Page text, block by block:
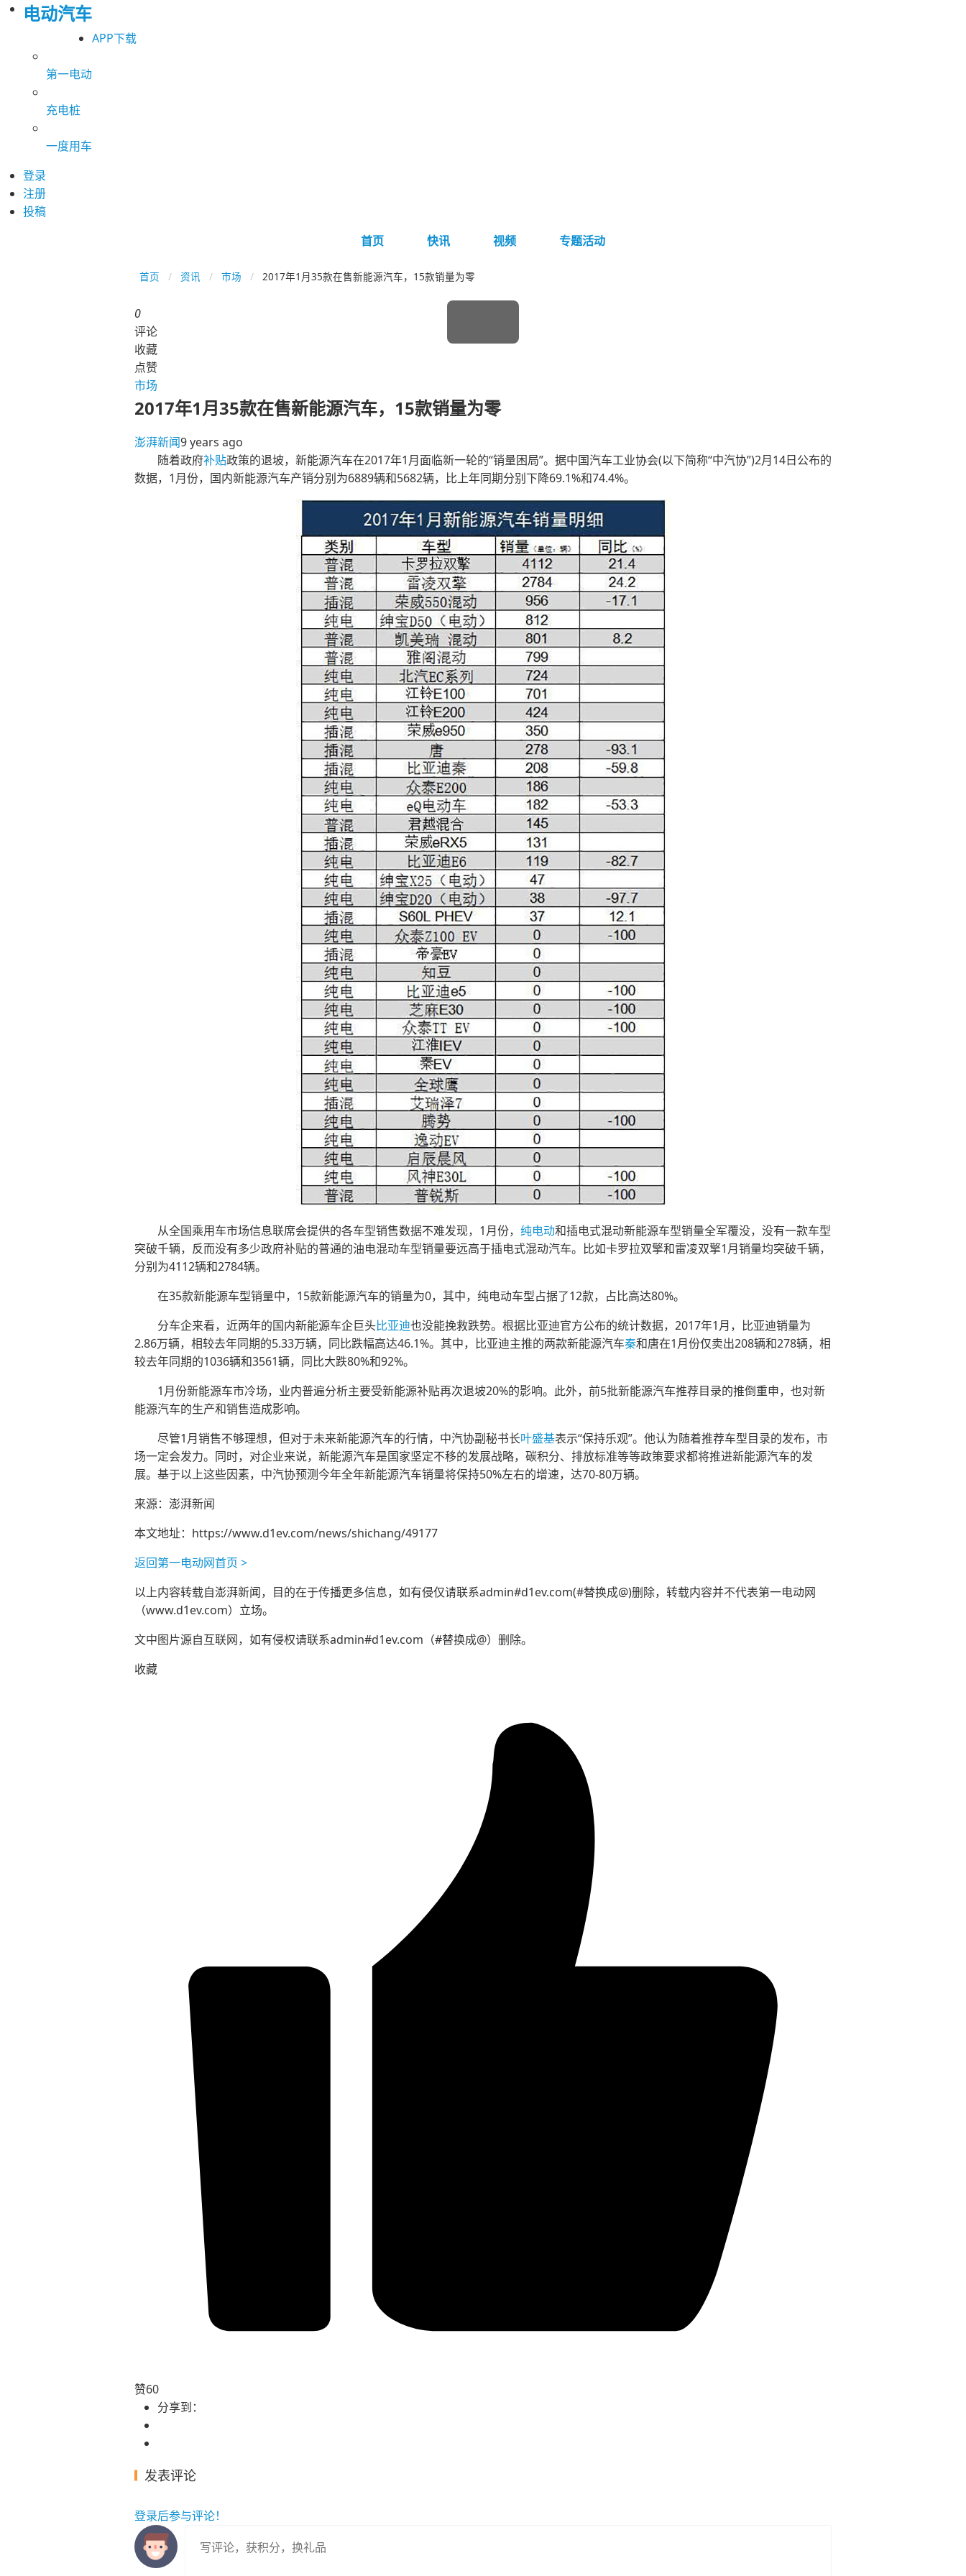
电动汽车
APP下载
第一电动
充电桩
一度用车
登录
注册
投稿
首页
快讯 视频 专题活动
首页 资讯 市场 2017年1月35款在售新能源汽车，15款销量为零
0
评论
收藏
点赞
市场
2017年1月35款在售新能源汽车，15款销量为零
澎湃新闻9 years ago
随着政府补贴政策的退坡，新能源汽车在2017年1月面临新一轮的“销量困局”。据中国汽车工业协会(以下简称“中汽协”)2月14日公布的
数据，1月份，国内新能源汽车产销分别为6889辆和5682辆，比上年同期分别下降69.1%和74.4%。
从全国乘用车市场信息联席会提供的各车型销售数据不难发现，1月份， 纯电动和插电式混动新能源车型销量全军覆没，没有一款车型
突破千辆，反而没有多少政府补贴的普通的油电混动车型销量要远高于插电式混动汽车。比如卡罗拉双擎和雷凌双擎1月销量均突破千辆，
分别为4112辆和2784辆。
在35款新能源车型销量中，15款新能源汽车的销量为0，其中，纯电动车型占据了12款，占比高达80%。
分车企来看，近两年的国内新能源车企巨头比亚迪也没能挽救跌势。根据比亚迪官方公布的统计数据，2017年1月，比亚迪销量为
2.86万辆，相较去年同期的5.33万辆，同比跌幅高达46.1%。其中，比亚迪主推的两款新能源汽车秦和唐在1月份仅卖出208辆和278辆，相
较去年同期的1036辆和3561辆，同比大跌80%和92%。
1月份新能源车市冷场，业内普遍分析主要受新能源补贴再次退坡20%的影响。此外，前5批新能源汽车推荐目录的推倒重申，也对新
能源汽车的生产和销售造成影响。
尽管1月销售不够理想，但对于未来新能源汽车的行情，中汽协副秘书长叶盛基表示“保持乐观”。他认为随着推荐车型目录的发布，市
场一定会发力。同时，对企业来说，新能源汽车是国家坚定不移的发展战略，碳积分、排放标准等等政策要求都将推进新能源汽车的发
展。基于以上这些因素，中汽协预测今年全年新能源汽车销量将保持50%左右的增速，达70-80万辆。
来源：澎湃新闻
本文地址： https://www.d1ev.com/news/shichang/49177
返回第一电动网首页 >
以上内容转载自澎湃新闻，目的在于传播更多信息，如有侵仅请联系admin#d1ev.com(#替换成@)删除，转载内容并不代表第一电动网
（www.d1ev.com）立场。
文中图片源自互联网，如有侵权请联系admin#d1ev.com（#替换成@）删除。
收藏
赞60
分享到：
发表评论
登录后参与评论！